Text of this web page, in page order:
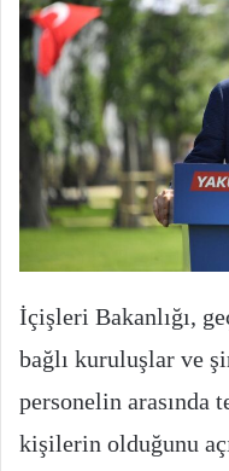
İçişleri Bakanlığı,
bağlı kuruluşlar ve
personelin
kişilerin olduğunu